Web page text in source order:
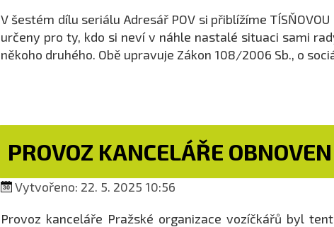
V šestém dílu seriálu Adresář POV si přiblížíme TÍSŇOVOU
určeny pro ty, kdo si neví v náhle nastalé situaci sami
někoho druhého. Obě upravuje Zákon 108/2006 Sb., o
PROVOZ KANCELÁŘE OBNOVEN
Vytvořeno: 22. 5. 2025 10:56
Provoz kanceláře Pražské organizace vozíčkářů byl